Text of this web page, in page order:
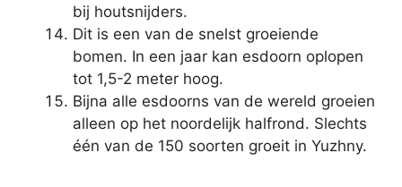
bij houtsnijders.
Dit is een van de snelst groeiende
bomen. In een jaar kan esdoorn oplopen
tot 1,5-2 meter hoog.
Bijna alle esdoorns van de wereld groeien
alleen op het noordelijk halfrond. Slechts
één van de 150 soorten groeit in Yuzhny.